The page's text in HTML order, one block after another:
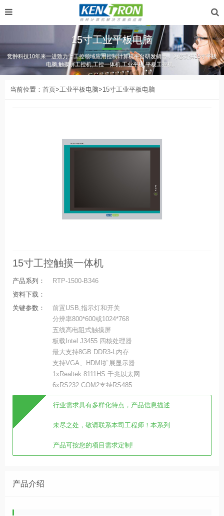
15寸工业平板电脑
竞翀科技10年来一进致力于工控领域应用控制计算机平台研发销售，为您提供15寸平板
电脑,触摸屏工控机,工控一体机,工业平板,平板工控机。
当前位置： 首页>工业平板电脑>15寸工业平板电脑
15寸工控触摸一体机
产品系列：
RTP-1500-B346
资料下载：
关键参数：
前置USB,指示灯和开关
分辨率800*600或1024*768
五线高电阻式触摸屏
板载Intel J3455 四核处理器
最大支持8GB DDR3-L内存
支持VGA、HDMI扩展显示器
1xRealtek 8111HS 千兆以太网
6xRS232,COM2支持RS485
行业需求具有多样化特点，产品信息描述
未尽之处，敬请联系本司工程师！本系列
产品可按您的项目需求定制!
产品介绍